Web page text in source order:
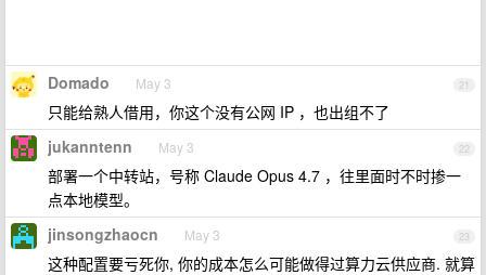
21
Domado May 3
只能给熟人借用，你这个没有公网 IP ，也出组不了
22
jukanntenn May 3
部署一个中转站，号称 Claude Opus 4.7 ，往里面时不时掺一
点本地模型。
23
jinsongzhaocn May 3
这种配置要亏死你, 你的成本怎么可能做得过算力云供应商. 就算